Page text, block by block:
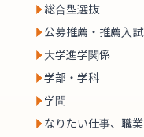
総合型選抜
公募推薦・推薦入試
大学進学関係
学部・学科
学問
なりたい仕事、職業